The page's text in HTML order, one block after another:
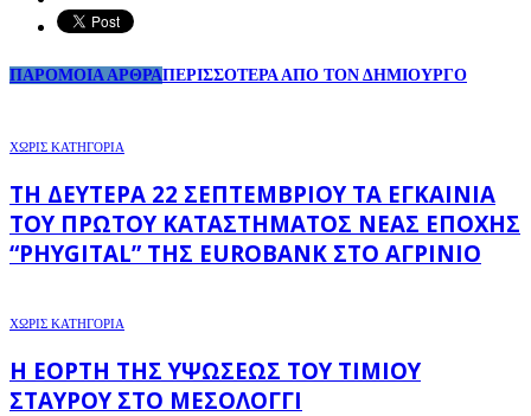
ΠΑΡΟΜΟΙΑ ΑΡΘΡΑΠΕΡΙΣΣΟΤΕΡΑ ΑΠΟ ΤΟΝ ΔΗΜΙΟΥΡΓΟ
ΧΩΡΊΣ ΚΑΤΗΓΟΡΊΑ
ΤΗ ΔΕΥΤΈΡΑ 22 ΣΕΠΤΕΜΒΡΊΟΥ ΤΑ ΕΓΚΑΊΝΙΑ
ΤΟΥ ΠΡΏΤΟΥ ΚΑΤΑΣΤΉΜΑΤΟΣ ΝΈΑΣ ΕΠΟΧΉΣ
“PHYGITAL” ΤΗΣ EUROBANK ΣΤΟ ΑΓΡΊΝΙΟ
ΧΩΡΊΣ ΚΑΤΗΓΟΡΊΑ
Η ΕΟΡΤΉ ΤΗΣ ΥΨΏΣΕΩΣ ΤΟΥ ΤΙΜΊΟΥ
ΣΤΑΥΡΟΎ ΣΤΟ ΜΕΣΟΛΌΓΓΙ